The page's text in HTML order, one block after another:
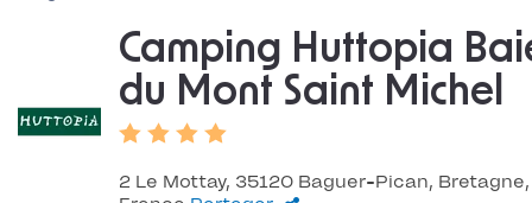
Camping Huttopia
du Mont Saint Michel
2 Le Mottay, 35120 Baguer-Pican, Bretagne,